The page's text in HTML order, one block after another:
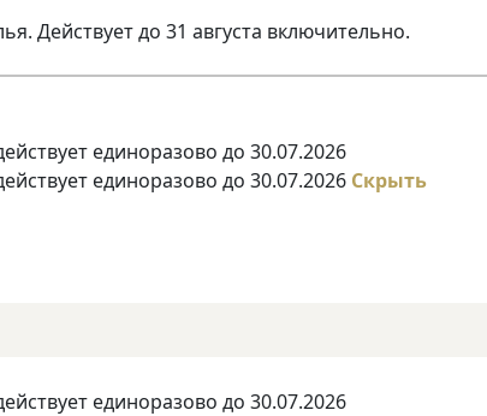
Действует до 31 августа включительно.
единоразово до 30.07.2026
единоразово до 30.07.2026 Скрыть
единоразово до 30.07.2026